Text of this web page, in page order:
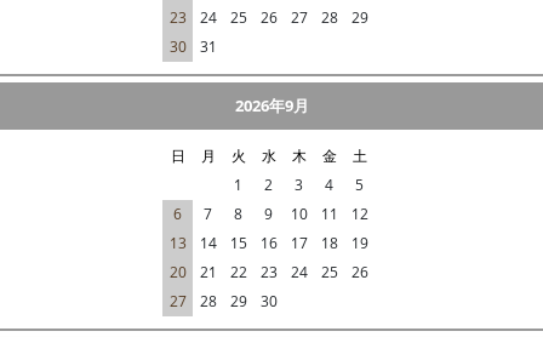
23
24 25 26 27 28
29
30
31
2026年9月
日 月 火 水 木 金
土
1
2 3 4
5
6
7 8 9 10 11
12
13
14 15 16 17 18
19
20
21 22 23 24 25
26
27
28 29 30